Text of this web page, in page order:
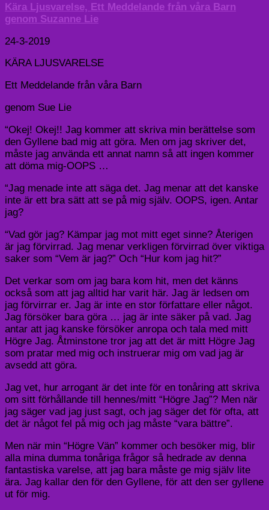
Kära Ljusvarelse, Ett Meddelande från våra Barn
genom Suzanne Lie
24-3-2019
KÄRA LJUSVARELSE
Ett Meddelande från våra Barn
genom Sue Lie
“Okej! Okej!! Jag kommer att skriva min berättelse som
den Gyllene bad mig att göra. Men om jag skriver det,
måste jag använda ett annat namn så att ingen kommer
att döma mig-OOPS …
“Jag menade inte att säga det. Jag menar att det kanske
inte är ett bra sätt att se på mig själv. OOPS, igen. Antar
jag?
“Vad gör jag? Kämpar jag mot mitt eget sinne? Återigen
är jag förvirrad. Jag menar verkligen förvirrad över viktiga
saker som “Vem är jag?” Och “Hur kom jag hit?”
Det verkar som om jag bara kom hit, men det känns
också som att jag alltid har varit här. Jag är ledsen om
jag förvirrar er. Jag är inte en stor författare eller något.
Jag försöker bara göra … jag är inte säker på vad. Jag
antar att jag kanske försöker anropa och tala med mitt
Högre Jag. Åtminstone tror jag att det är mitt Högre Jag
som pratar med mig och instruerar mig om vad jag är
avsedd att göra.
Jag vet, hur arrogant är det inte för en tonåring att skriva
om sitt förhållande till hennes/mitt “Högre Jag”? Men när
jag säger vad jag just sagt, och jag säger det för ofta, att
det är något fel på mig och jag måste “vara bättre”.
Men när min “Högre Vän” kommer och besöker mig, blir
alla mina dumma tonåriga frågor så hedrade av denna
fantastiska varelse, att jag bara måste ge mig själv lite
ära. Jag kallar den för den Gyllene, för att den ser gyllene
ut för mig.